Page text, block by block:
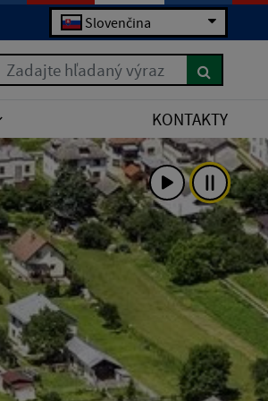
Slovenčina
Zadajte hľadaný výraz
KONTAKTY